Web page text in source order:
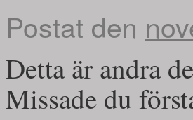
Postat den
Detta är andra
Missade du